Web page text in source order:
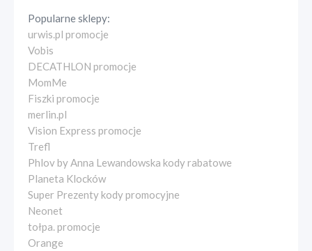
Popularne sklepy:
urwis.pl promocje
Vobis
DECATHLON promocje
MomMe
Fiszki promocje
merlin.pl
Vision Express promocje
Trefl
Phlov by Anna Lewandowska kody rabatowe
Planeta Klocków
Super Prezenty kody promocyjne
Neonet
tołpa. promocje
Orange